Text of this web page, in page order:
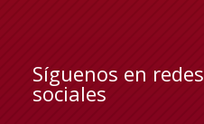
Síguenos en redes
sociales